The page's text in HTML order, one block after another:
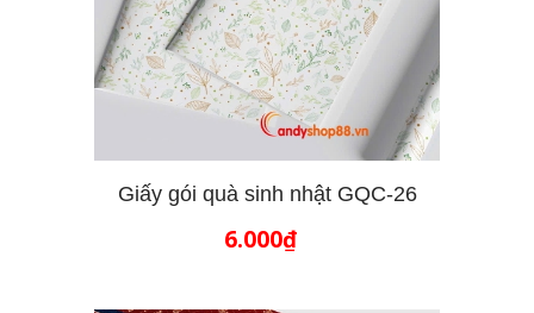
THÊM VÀO GIỎ HÀNG
Giấy gói quà sinh nhật GQC-26
6.000₫